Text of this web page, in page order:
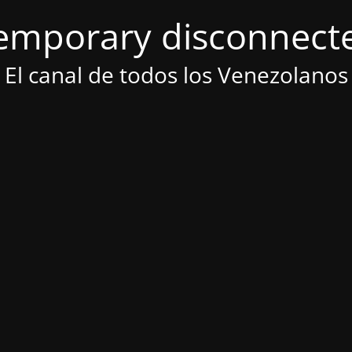
El canal de todos los Venezolanos